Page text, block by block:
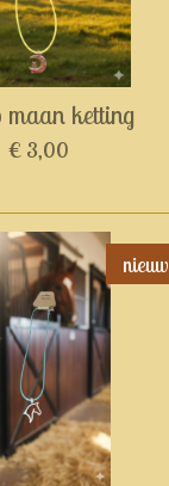
maan ketting
€ 3,00
nieuw